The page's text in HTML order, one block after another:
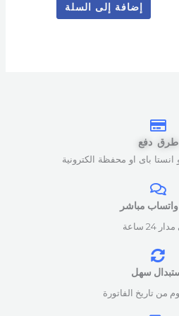
إضافة إلى السلة
طرق دفع
انستا باى او محفظة الكترونية
مباشر
24 ساعة
سهل